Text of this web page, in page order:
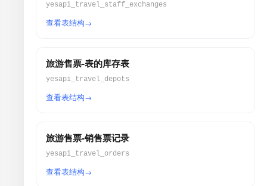
yesapi_travel_staff_exchanges
查看表结构
旅游售票-表的库存表
yesapi_travel_depots
查看表结构
旅游售票-销售票记录
yesapi_travel_orders
查看表结构